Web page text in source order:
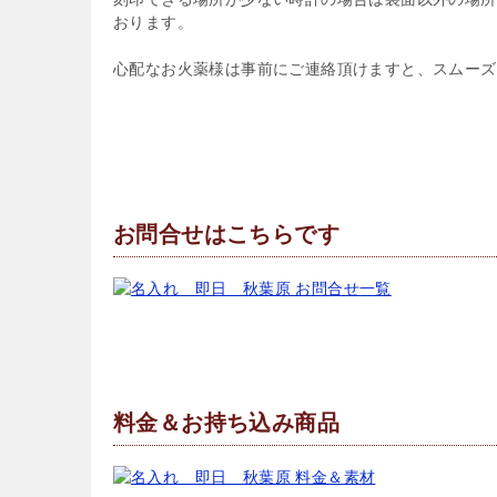
おります。
心配なお火薬様は事前にご連絡頂けますと、スムー
お問合せはこちらです
料金＆お持ち込み商品